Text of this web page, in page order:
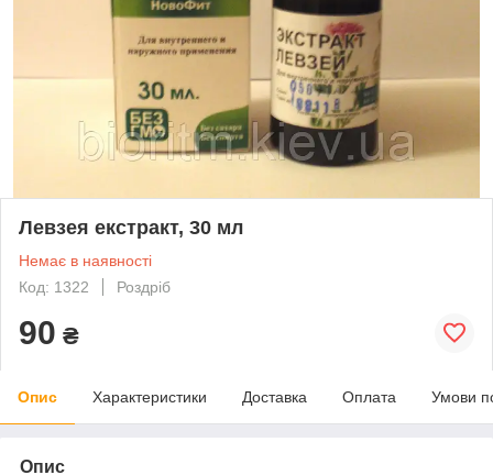
Левзея екстракт, 30 мл
Немає в наявності
Код: 1322
Роздріб
90 ₴
Опис Характеристики Доставка Оплата Умови
Опис